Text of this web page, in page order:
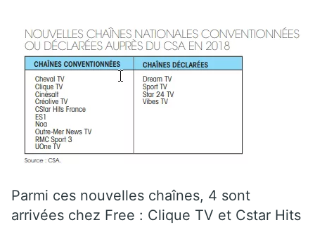
Parmi ces nouvelles chaînes, 4 sont
arrivées chez Free : Clique TV et Cstar Hits